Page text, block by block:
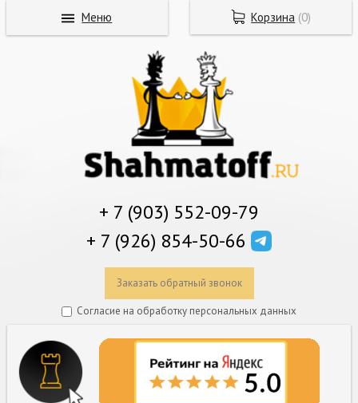
+ 7 (903) 552-09-79
+ 7 (926) 854-50-66
Заказать обратный звонок
Согласие на обработку персональных данных
Корзина (0)
Меню